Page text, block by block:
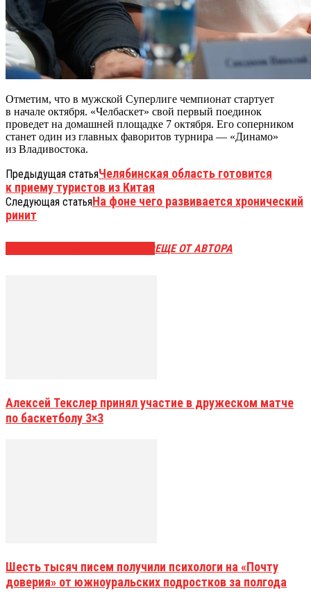
Отметим, что в мужской Суперлиге чемпионат стартует
в начале октября. «Челбаскет» свой первый поединок
проведет на домашней площадке 7 октября. Его соперником
станет один из главных фаворитов турнира — «Динамо»
из Владивостока.
Предыдущая статьяЧелябинская область готовится
к приему туристов из Китая
Следующая статьяНа фоне чего развивается хронический
ринит
ЕЩЕ ОТ АВТОРА
Алексей Текслер принял участие в дружеском матче
по баскетболу 3×3
Шесть тысяч писем получили психологи на «Почту
доверия» от южноуральских подростков за полгода